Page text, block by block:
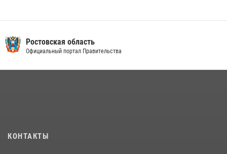
29 июля 2026, 11:35
Ростовская область
Официальный портал Правительства
КОНТАКТЫ